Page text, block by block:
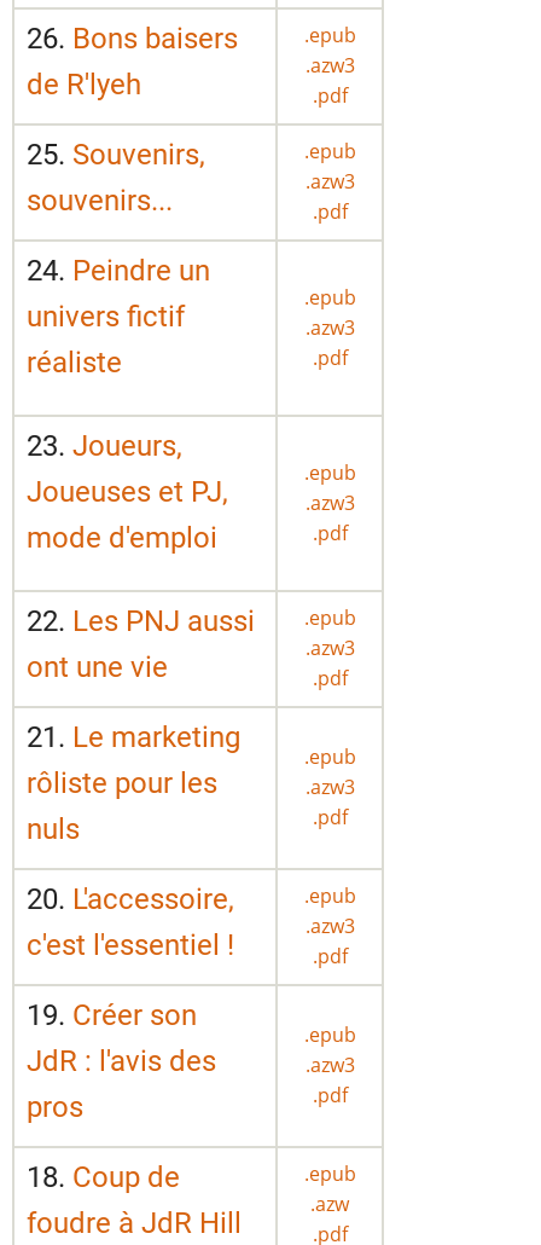
26. Bons baisers
de R'lyeh
.epub
.azw3
.pdf
25. Souvenirs,
souvenirs...
.epub
.azw3
.pdf
24. Peindre un
univers fictif
réaliste
.epub
.azw3
.pdf
23. Joueurs,
Joueuses et PJ,
mode d'emploi
.epub
.azw3
.pdf
22. Les PNJ aussi
ont une vie
.epub
.azw3
.pdf
21. Le marketing
rôliste pour les
nuls
.epub
.azw3
.pdf
20. L'accessoire,
c'est l'essentiel !
.epub
.azw3
.pdf
19. Créer son
JdR : l'avis des
pros
.epub
.azw3
.pdf
18. Coup de
foudre à JdR Hill
.epub
.azw
.pdf